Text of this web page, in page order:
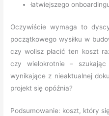
łatwiejszego
Oczywiście wymaga to
początkowego wysiłku w
czy wolisz płacić ten koszt
czy wielokrotnie – szukając
wynikające z nieaktualnej
projekt się opóźnia?
Podsumowanie: koszt, który